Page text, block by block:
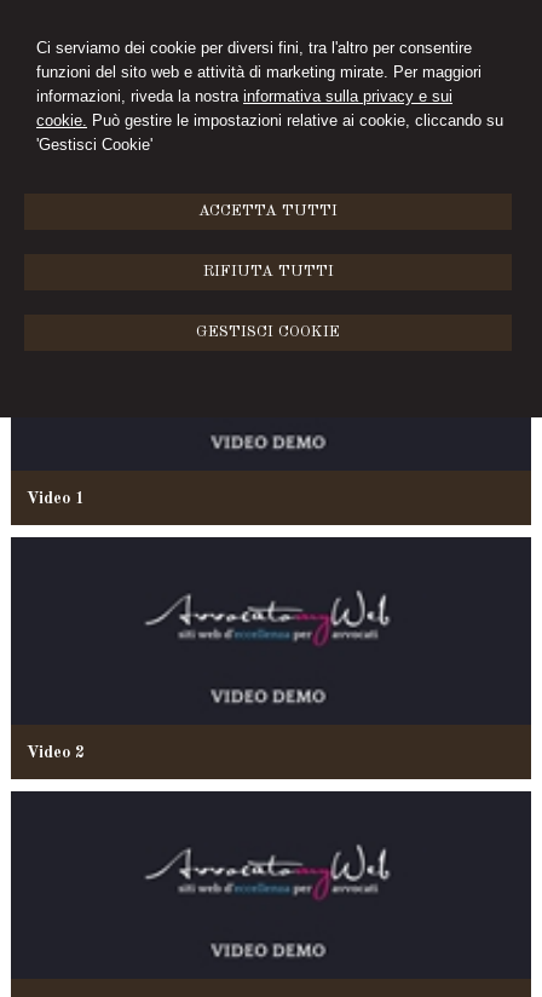
Ci serviamo dei cookie per diversi fini, tra l'altro per consentire
funzioni del sito web e attività di marketing mirate. Per maggiori
informazioni, riveda la nostra informativa sulla privacy e sui
cookie. Può gestire le impostazioni relative ai cookie, cliccando su
'Gestisci Cookie'
ACCETTA TUTTI
RIFIUTA TUTTI
GESTISCI COOKIE
CIMINI&FERRARI
STUDIO LEGALE
Video 1
Video 2